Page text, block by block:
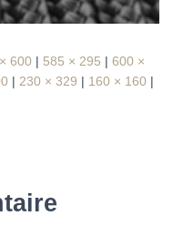
600 | 585 × 295 | 600 ×
| 230 × 329 | 160 × 160 |